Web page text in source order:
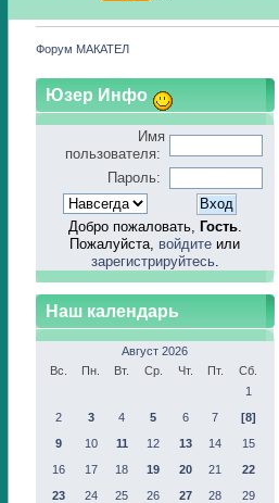
Форум МАКАТЕЛ
Юзер Инфо
Имя
пользователя:
Пароль:
Добро пожаловать, Гость.
Пожалуйста, войдите или
зарегистрируйтесь.
Наш календарь
Август 2026
Вс.
Пн. Вт. Ср. Чт. Пт.
Сб.
1
2
3 4 5 6 7
[8]
9
10 11 12 13 14
15
16
17 18 19 20 21
22
23
24 25 26 27 28
29